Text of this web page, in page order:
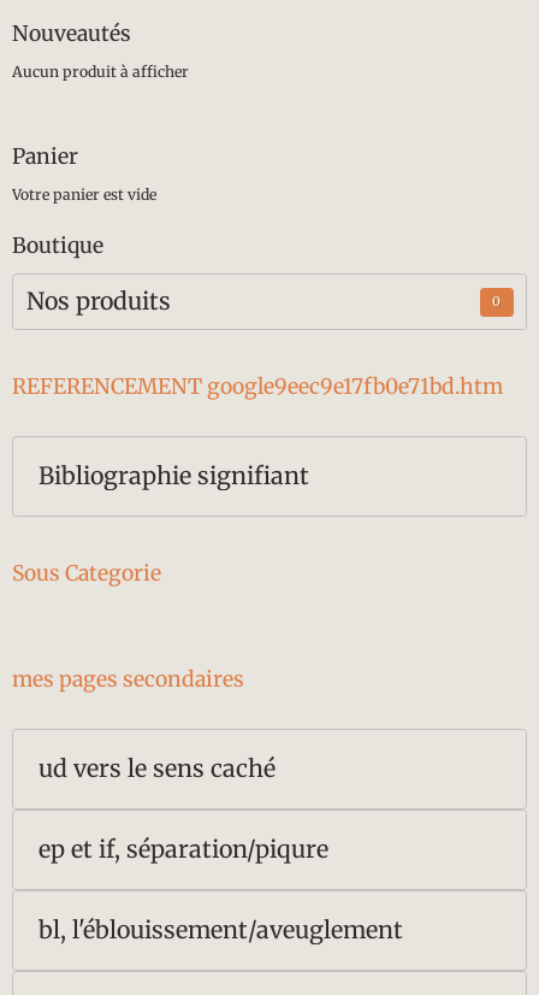
Nouveautés
Aucun produit à afficher
Panier
Votre panier est vide
Boutique
Nos produits 0
REFERENCEMENT google9eec9e17fb0e71bd.htm
Bibliographie signifiant
Sous Categorie
mes pages secondaires
ud vers le sens caché
ep et if, séparation/piqure
bl, l'éblouissement/aveuglement